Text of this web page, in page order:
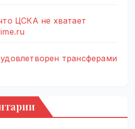
ЦСКА не хватает
трансферами